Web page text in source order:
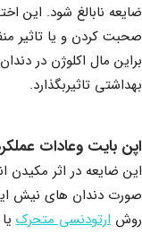
ضایعه نابالغ شود.
صحبت کردن و یا تاثیر
براین مال اکلوژن در
بهداشتی تاثیربگذارد.
اپن بایت وعادات
این ضایعه در اثر
صورت دندان های نیش
روش ارتودنسی متحرک